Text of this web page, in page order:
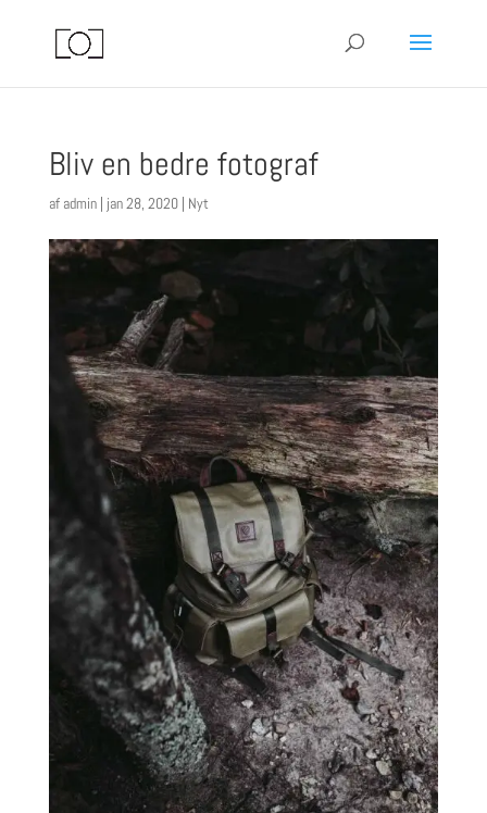
Bliv en bedre fotograf
af admin| jan 28, 2020| Nyt